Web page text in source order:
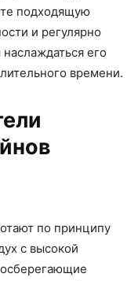
подходящую
и регулярно
его
времени.
по принципу
с высокой